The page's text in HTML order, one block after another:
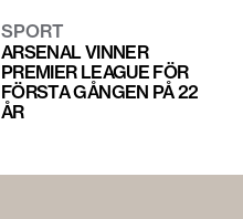
SPORT
ARSENAL VINNER
PREMIER LEAGUE FÖR
FÖRSTA GÅNGEN PÅ 22
ÅR